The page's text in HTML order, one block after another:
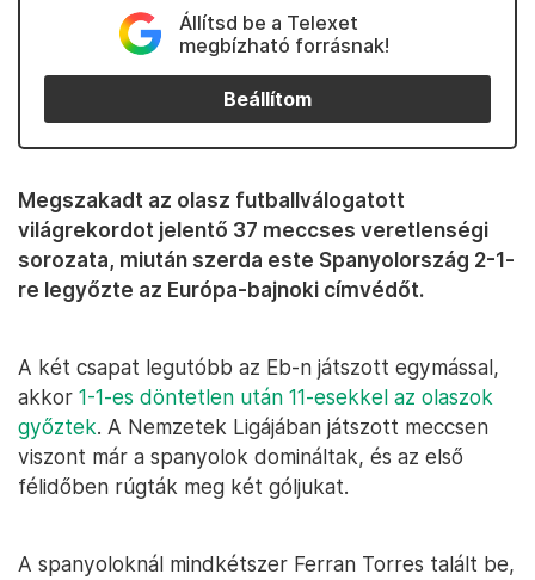
Állítsd be a Telexet
megbízható forrásnak!
Beállítom
Megszakadt az olasz futballválogatott
világrekordot jelentő 37 meccses veretlenségi
sorozata, miután szerda este Spanyolország 2-1-
re legyőzte az Európa-bajnoki címvédőt.
A két csapat legutóbb az Eb-n játszott egymással,
akkor 1-1-es döntetlen után 11-esekkel az olaszok
győztek. A Nemzetek Ligájában játszott meccsen
viszont már a spanyolok domináltak, és az első
félidőben rúgták meg két góljukat.
A spanyoloknál mindkétszer Ferran Torres talált be,